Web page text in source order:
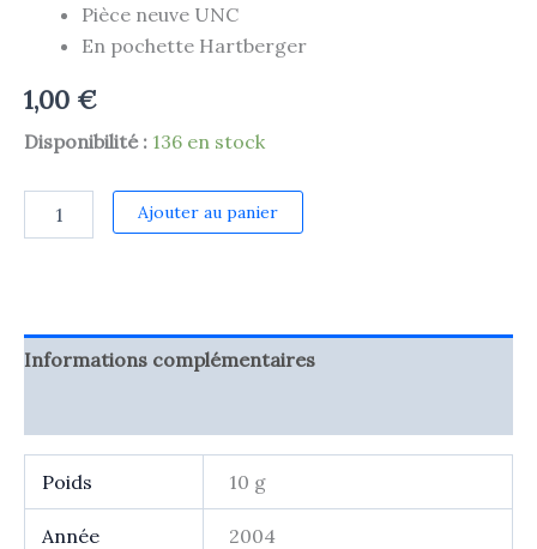
Pièce neuve UNC
En pochette Hartberger
1,00 €
Disponibilité : 136 en stock
2004
Ajouter au panier
Informations complémentaires
Poids 10 g
Année 2004